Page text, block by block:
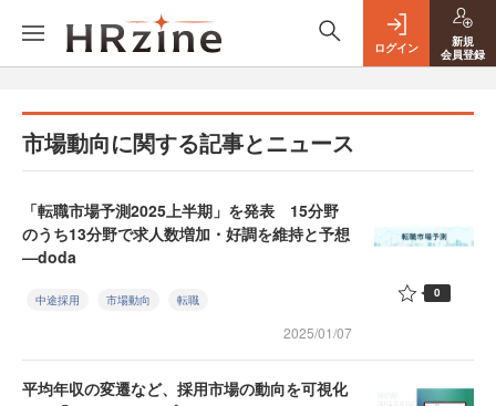
ログイン
新規
会員登録
市場動向に関する記事とニュース
「転職市場予測2025上半期」を発表 15分野
のうち13分野で求人数増加・好調を維持と予想
—doda
中途採用 市場動向 転職
2025/01/07
0
平均年収の変遷など、採用市場の動向を可視化